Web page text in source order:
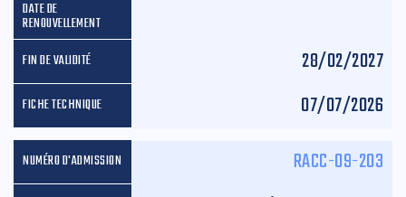
28/02/2027
07/07/2026
RACC-09-203